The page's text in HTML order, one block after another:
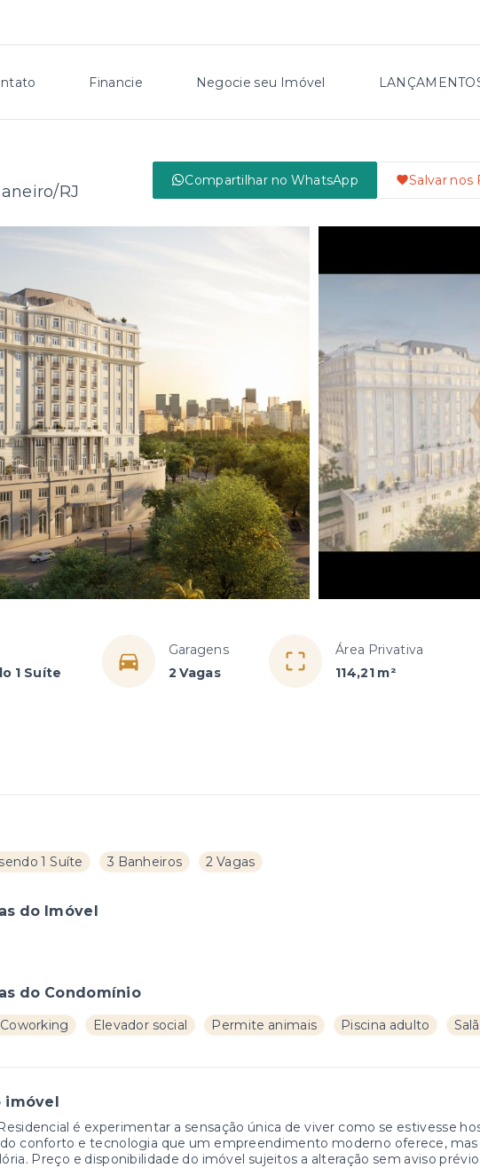
Financie Negocie seu Imóvel
RJ
Compartilhar no WhatsApp Salvar nos
1 Suíte
Garagens
2 Vagas
Área Privativa
114,21 m²
1 Suíte 3 Banheiros 2 Vagas
do Imóvel
do Condomínio
Coworking Elevador social Permite animais Piscina adulto
imóvel
é experimentar a sensação única de viver como se estivesse
conforto e tecnologia que um empreendimento moderno oferece, mas
Preço e disponibilidade do imóvel sujeitos a alteração sem aviso prévio.